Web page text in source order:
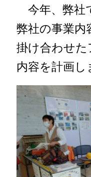
今年、弊社
弊社の事業内
掛け合わせ
内容を計画し